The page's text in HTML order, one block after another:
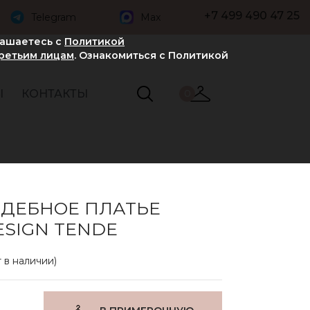
Telegram Max +7 499 490 47 25
КОНТАКТЫ
ПЛАТЬЕ
TENDE
в наличии)
с Политикой
лицам. Ознакомиться с Политикой